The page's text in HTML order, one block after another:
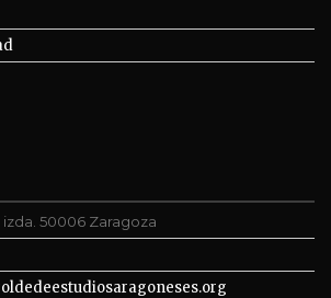
izda. 50006 Zaragoza